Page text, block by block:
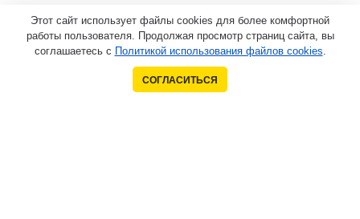
Этот сайт использует файлы cookies для более комфортной
работы пользователя. Продолжая просмотр страниц сайта, вы
соглашаетесь с Политикой использования файлов cookies.
СОГЛАСИТЬСЯ